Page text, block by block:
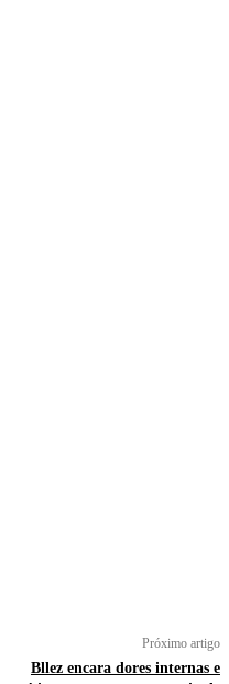
Próximo artigo
Bllez encara dores internas e